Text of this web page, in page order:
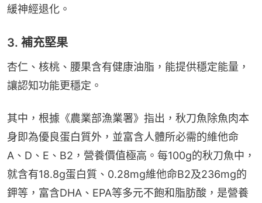
緩神經退化。
3. 補充堅果
杏仁、核桃、腰果含有健康油脂，能提供穩定能量，
讓認知功能更穩定。
其中，根據《農業部漁業署》指出，秋刀魚除魚肉本
身即為優良蛋白質外，並富含人體所必需的維他命
A、D、E、B2，營養價值極高。每100g的秋刀魚中，
就含有18.8g蛋白質、0.28mg維他命B2及236mg的
鉀等，富含DHA、EPA等多元不飽和脂肪酸，是營養